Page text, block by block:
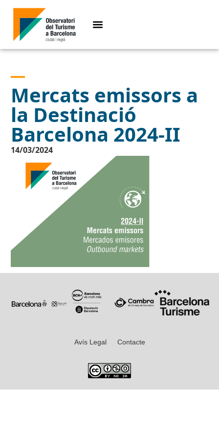
Mercats emissors a
la Destinació
Barcelona 2024-II
14/03/2024
Avís Legal Contacte